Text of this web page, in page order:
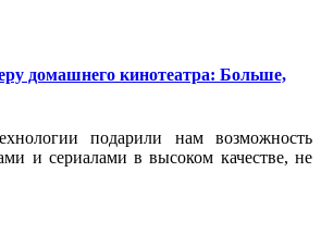
домашнего кинотеатра: Больше,
подарили нам возможность
и сериалами в высоком качестве, не